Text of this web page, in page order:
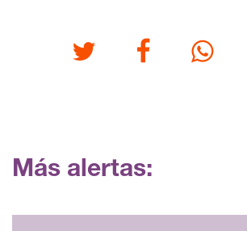
Twitter Facebook
Más alertas: